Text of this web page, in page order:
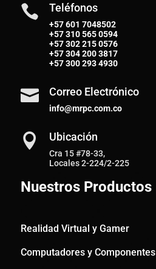
 Teléfonos
+57 601 7048502
+57310 565 0594
+57302 215 0576
+57304 200 3817
+57300 293 4930
 Correo Electrónico
info@mrpc.com.co
 Ubicación
Cra 15 #78-33,
Locales 2-224/2-225
Nuestros Productos
Realidad Virtual y Gamer
Computadores y Componentes